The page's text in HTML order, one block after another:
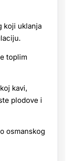
koji uklanja
toplim
kavi,
plodove i
osmanskog